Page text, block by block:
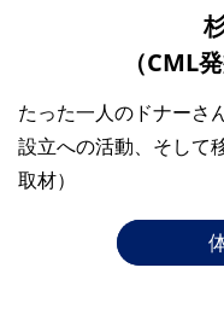
（CML
たった一人のドナーさ
設立への活動、そして
取材）